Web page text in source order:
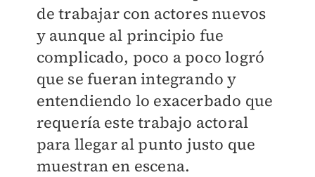
de trabajar con actores nuevos
y aunque al principio fue
complicado, poco a poco logró
que se fueran integrando y
entendiendo lo exacerbado que
requería este trabajo actoral
para llegar al punto justo que
muestran en escena.